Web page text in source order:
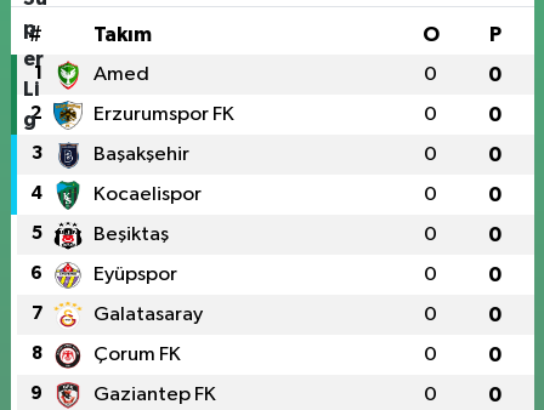
# Takım O P
1 Amed 0 0
2 Erzurumspor FK 0 0
3 Başakşehir 0 0
4 Kocaelispor 0 0
5 Beşiktaş 0 0
6 Eyüpspor 0 0
7 Galatasaray 0 0
8 Çorum FK 0 0
9 Gaziantep FK 0 0